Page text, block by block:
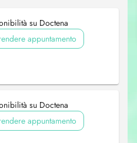
su Doctena
appuntamento
su Doctena
appuntamento